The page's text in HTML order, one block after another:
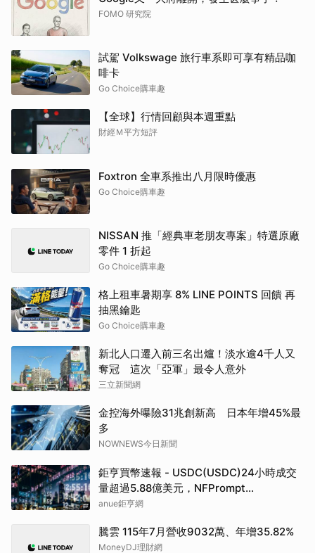
FOMO 研究院
試駕 Volkswage 旅行車系即可享有精品咖
啡卡
Go Choice購車趣
【全球】行情回顧與本週重點
財經Ｍ平方短評
Foxtron 全車系推出八月限時優惠
Go Choice購車趣
NISSAN 推「經典車老朋友專案」特選原廠
零件 1 折起
Go Choice購車趣
格上租車暑期享 8% LINE POINTS 回饋 再
抽黑鑰匙
Go Choice購車趣
新北人口遷入前三名出爐！淡水逾4千人又
奪冠 這次「亞軍」最令人意外
三立新聞網
金控海外曝險31兆創新高 日本年增45%最
多
NOWNEWS今日新聞
鉅亨買幣速報 - USDC(USDC)24小時成交
量超過5.88億美元，NFPrompt
Token(NFP)24小時漲幅達66.2%
anue鉅亨網
騰雲 115年7月營收9032萬、年增35.82%
MoneyDJ理財網